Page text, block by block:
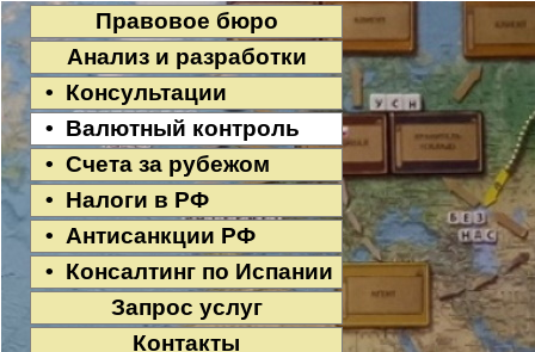
Правовое бюро
Анализ и разработки
• Консультации
• Валютный контроль
• Счета за рубежом
• Налоги в РФ
• Антисанкции РФ
• Консалтинг по Испании
Запрос услуг
Контакты